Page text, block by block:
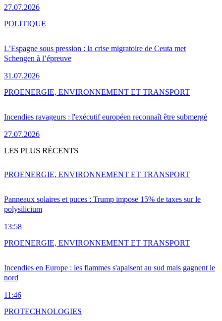
27.07.2026
L’Espagne sous pression : la crise migratoire de Ceuta met
Schengen à l’épreuve
31.07.2026
POLITIQUE
Incendies ravageurs : l'exécutif européen reconnaît être submergé
27.07.2026
PROENERGIE, ENVIRONNEMENT ET TRANSPORT
LES PLUS RÉCENTS
Panneaux solaires et puces : Trump impose 15% de taxes sur le
polysilicium
13:58
PROENERGIE, ENVIRONNEMENT ET TRANSPORT
Incendies en Europe : les flammes s'apaisent au sud mais gagnent le
nord
11:46
PROENERGIE, ENVIRONNEMENT ET TRANSPORT
PROTECHNOLOGIES